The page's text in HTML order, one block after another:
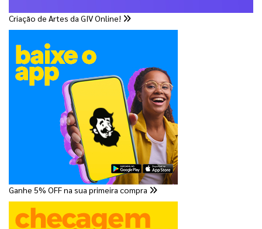
Criação de Artes da GIV Online!
Ganhe 5% OFF na sua primeira compra